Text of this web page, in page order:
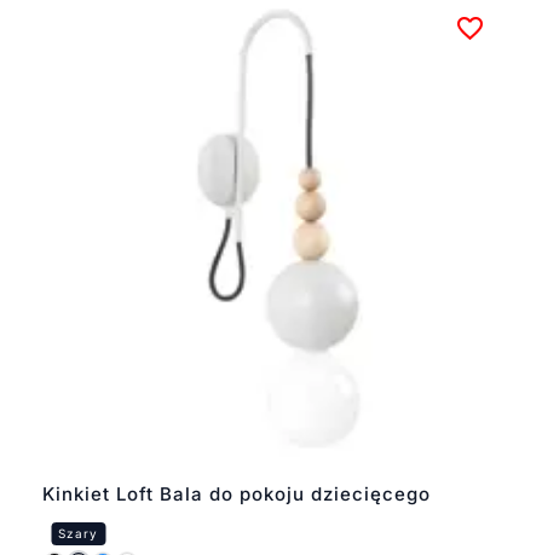
Kinkiet Loft Bala do pokoju dziecięcego